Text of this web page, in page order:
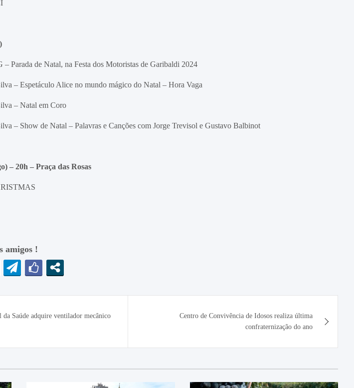
– Parada de Natal, na Festa dos Motoristas de Garibaldi 2024
– Espetáculo Alice no mundo mágico do Natal – Hora Vaga
– Natal em Coro
– Show de Natal – Palavras e Canções com Jorge Trevisol e Gustavo Balbinot
– 20h – Praça das Rosas
amigos !
da Saúde adquire ventilador mecânico
Centro de Convivência de Idosos realiza última
confraternização do ano